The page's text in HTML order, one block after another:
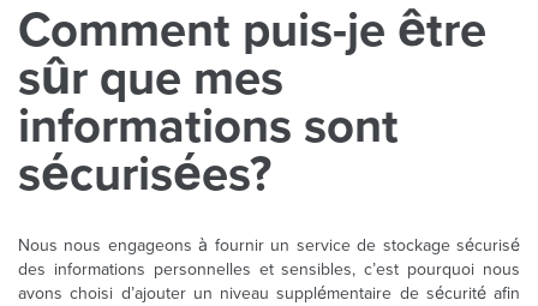
Comment puis-je être
sûr que mes
informations sont
sécurisées?
Nous nous engageons à fournir un service de stockage sécurisé
des informations personnelles et sensibles, c’est pourquoi nous
avons choisi d’ajouter un niveau supplémentaire de sécurité afin